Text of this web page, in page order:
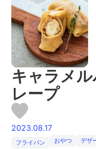
キャラメ
レープ
2023.08.17
フライパン おやつ デザ